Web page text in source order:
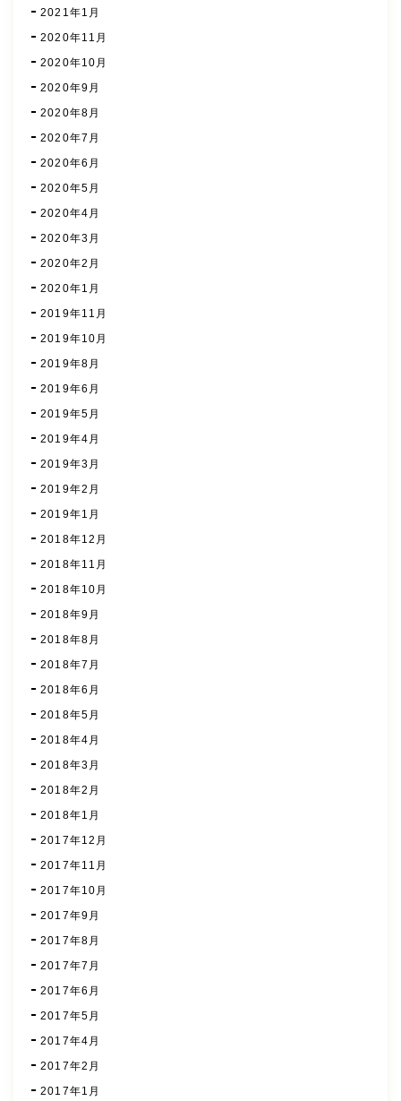
2021年1月
2020年11月
2020年10月
2020年9月
2020年8月
2020年7月
2020年6月
2020年5月
2020年4月
2020年3月
2020年2月
2020年1月
2019年11月
2019年10月
2019年8月
2019年6月
2019年5月
2019年4月
2019年3月
2019年2月
2019年1月
2018年12月
2018年11月
2018年10月
2018年9月
2018年8月
2018年7月
2018年6月
2018年5月
2018年4月
2018年3月
2018年2月
2018年1月
2017年12月
2017年11月
2017年10月
2017年9月
2017年8月
2017年7月
2017年6月
2017年5月
2017年4月
2017年2月
2017年1月